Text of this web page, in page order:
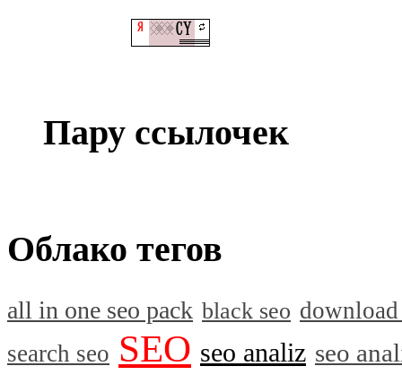
Пару ссылочек
Облако тегов
all in one seo pack black seo download
search seo SEO seo analiz seo